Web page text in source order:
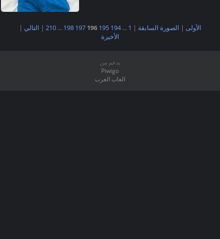
الأولى | الصورة السابقة |
1
...
194
195
196
197
198
...
210
| التالي |
الأخيرة
بدعم من
Piwigo
العاب العرب